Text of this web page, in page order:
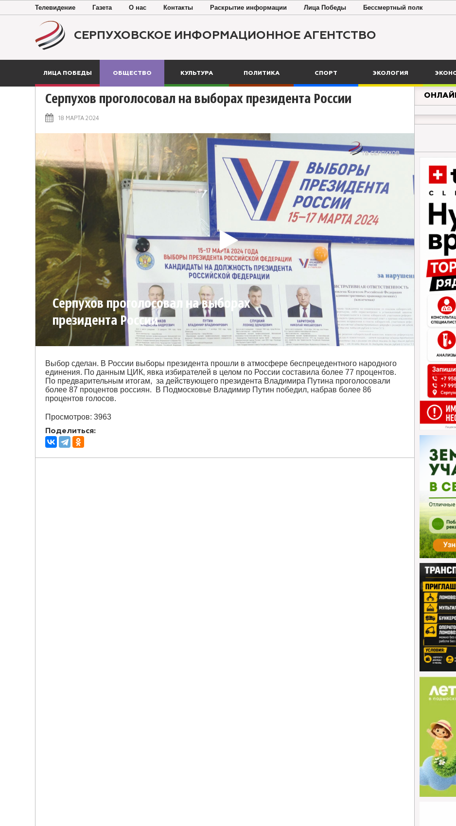
Телевидение Газета О нас Контакты Раскрытие информации Лица Победы Бессмертный полк
СЕРПУХОВСКОЕ ИНФОРМАЦИОННОЕ АГЕНТСТВО
ЛИЦА ПОБЕДЫ ОБЩЕСТВО КУЛЬТУРА ПОЛИТИКА СПОРТ ЭКОЛОГИЯ
Серпухов проголосовал на выборах президента России
18 МАРТА 2024
Серпухов проголосовал на выборах
президента России
Выбор сделан. В России выборы президента прошли в атмосфере беспрецедентного народного
единения. По данным ЦИК, явка избирателей в целом по России составила более 77 процентов.
По предварительным итогам, за действующего президента Владимира Путина проголосовали
более 87 процентов россиян. В Подмосковье Владимир Путин победил, набрав более 86
процентов голосов.
Просмотров: 3963
Поделиться: